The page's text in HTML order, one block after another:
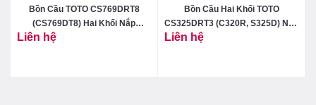
Bồn Cầu TOTO CS769DRT8
(CS769DT8) Hai Khối Nắp
Liên hệ
Bồn Cầu Hai Khối TOTO
CS325DRT3 (C320R, S325D) Nắp
Liên hệ